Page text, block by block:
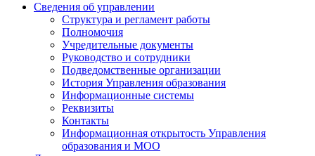
Сведения об управлении
Структура и регламент работы
Полномочия
Учредительные документы
Руководство и сотрудники
Подведомственные организации
История Управления образования
Информационные системы
Реквизиты
Контакты
Информационная открытость Управления
образования и МОО